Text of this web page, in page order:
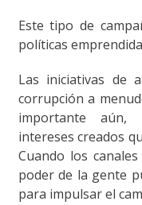
Este tipo de
políticas
Las iniciativas de
corrupción a
importante aún,
intereses creados
Cuando los
poder de la gente
para impulsar el